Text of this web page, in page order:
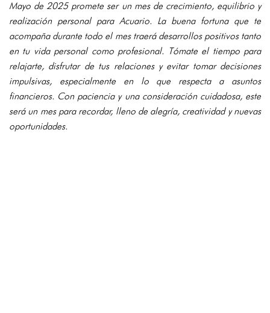
Mayo de 2025 promete ser un mes de crecimiento, equilibrio y
realización personal para Acuario. La buena fortuna que te
acompaña durante todo el mes traerá desarrollos positivos tanto
en tu vida personal como profesional. Tómate el tiempo para
relajarte, disfrutar de tus relaciones y evitar tomar decisiones
impulsivas, especialmente en lo que respecta a asuntos
financieros. Con paciencia y una consideración cuidadosa, este
será un mes para recordar, lleno de alegría, creatividad y nuevas
oportunidades.